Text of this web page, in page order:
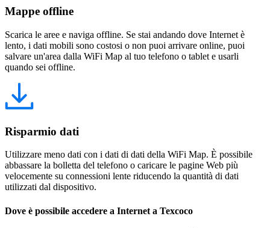
Mappe offline
Scarica le aree e naviga offline. Se stai andando dove Internet è
lento, i dati mobili sono costosi o non puoi arrivare online, puoi
salvare un'area dalla WiFi Map al tuo telefono o tablet e usarli
quando sei offline.
Risparmio dati
Utilizzare meno dati con i dati di dati della WiFi Map. È possibile
abbassare la bolletta del telefono o caricare le pagine Web più
velocemente su connessioni lente riducendo la quantità di dati
utilizzati dal dispositivo.
Dove è possibile accedere a Internet a Texcoco